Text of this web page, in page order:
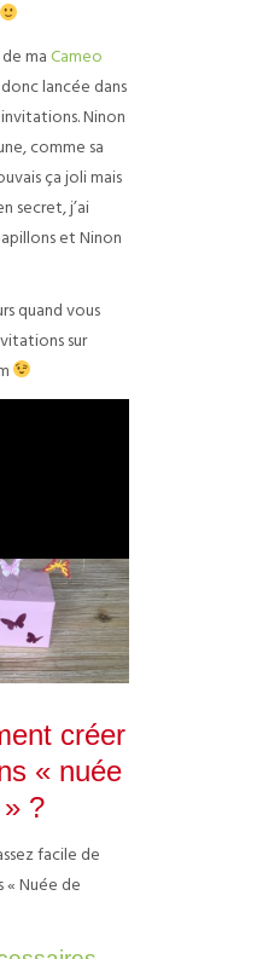
maCameo
lancée dans
Ninon
comme sa
ça joli mais
secret, j’ai
et Ninon
quand vous
sur
créer
« nuée
?
facile de
« Nuée de